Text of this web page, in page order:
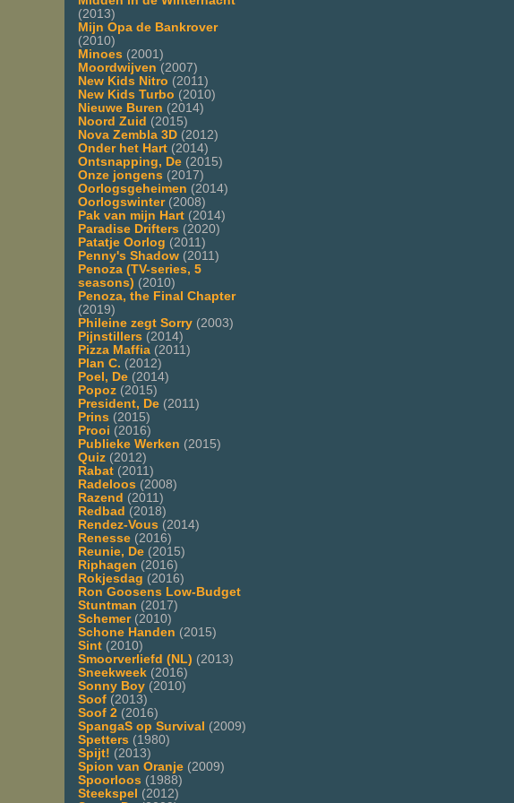
(2013)
Mijn Opa de Bankrover
(2010)
Minoes (2001)
Moordwijven (2007)
New Kids Nitro (2011)
New Kids Turbo (2010)
Nieuwe Buren (2014)
Noord Zuid (2015)
Nova Zembla 3D (2012)
Onder het Hart (2014)
Ontsnapping, De (2015)
Onze jongens (2017)
Oorlogsgeheimen (2014)
Oorlogswinter(2008)
Pak van mijn Hart (2014)
Paradise Drifters (2020)
Patatje Oorlog (2011)
Penny's Shadow (2011)
Penoza (TV-series, 5
seasons) (2010)
Penoza, the Final Chapter
(2019)
Phileine zegt Sorry (2003)
Pijnstillers (2014)
Pizza Maffia (2011)
Plan C. (2012)
Poel, De (2014)
Popoz (2015)
President, De (2011)
Prins (2015)
Prooi (2016)
Publieke Werken (2015)
Quiz (2012)
Rabat (2011)
Radeloos (2008)
Razend (2011)
Redbad (2018)
Rendez-Vous (2014)
Renesse (2016)
Reunie, De (2015)
Riphagen (2016)
Rokjesdag (2016)
Ron Goosens Low-Budget
Stuntman (2017)
Schemer(2010)
Schone Handen (2015)
Sint (2010)
Smoorverliefd (NL) (2013)
Sneekweek (2016)
Sonny Boy (2010)
Soof (2013)
Soof 2 (2016)
SpangaS op Survival (2009)
Spetters (1980)
Spijt! (2013)
Spion van Oranje (2009)
Spoorloos (1988)
Steekspel (2012)